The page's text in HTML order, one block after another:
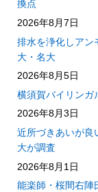
換点
2026年8月7日
排水を浄化しア
大・名大
2026年8月5日
横須賀バイリンガ
2026年8月3日
近所づきあいが
大が調査
2026年8月1日
能楽師・桜間右陣